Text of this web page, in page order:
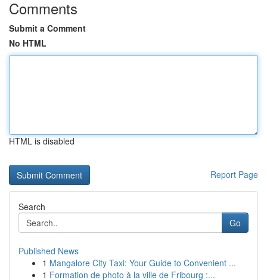
Comments
Submit a Comment
No HTML
HTML is disabled
Report Page
Search
Go
Published News
1 Mangalore City Taxi: Your Guide to Convenient ...
1 Formation de photo à la ville de Fribourg :...